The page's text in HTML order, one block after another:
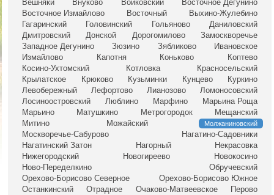
Вешняки
Внуково Войковский
Восточное Дегунино
Восточное Измайлово
Восточный
Выхино-Жулебино
Гагаринский
Головинский Гольяново
Даниловский
Дмитровский
Донской Дорогомилово
Замоскворечье
Западное Дегунино
Зюзино Зябликово
Ивановское
Измайлово
Капотня Коньково
Коптево
Косино-Ухтомский
Котловка
Красносельский
Крылатское
Крюково Кузьминки Кунцево
Куркино
Левобережный
Лефортово Лианозово
Ломоносовский
Лосиноостровский
Люблино Марфино
Марьина Роща
Марьино
Матушкино Метрогородок
Мещанский
Митино
Можайский Молжаниновский
Москворечье-Сабурово
Нагатино-Садовники
Нагатинский Затон
Нагорный
Некрасовка
Нижегородский
Новогиреево
Новокосино
Ново-Переделкино
Обручевский
Орехово-Борисово Северное
Орехово-Борисово Южное
Останкинский
Отрадное Очаково-Матвеевское
Перово